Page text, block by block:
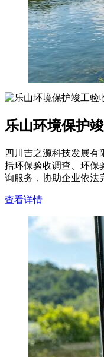
乐山环境保护
四川吉之源科技发展
括环保验收调查、环保
询服务，协助企业依法
查看详情